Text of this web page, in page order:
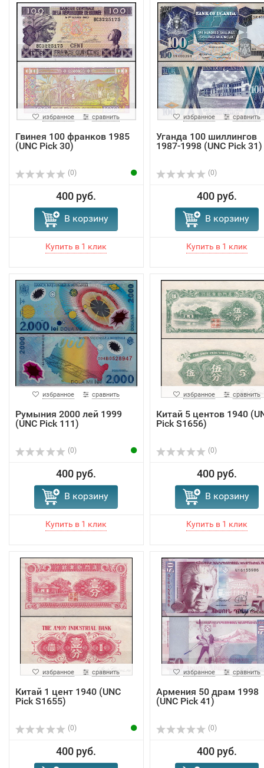
избранное сравнить
Гвинея 100 франков 1985
(UNC Pick 30)
(0)
400 руб.
В корзину
избранное сравнить
Уганда 100 шиллингов
1987-1998 (UNC Pick 31)
(0)
400 руб.
В корзину
избранное сравнить
Румыния 2000 лей 1999
(UNC Pick 111)
(0)
400 руб.
В корзину
избранное сравнить
Китай 5 центов 1940
Pick S1656)
(0)
400 руб.
В корзину
избранное сравнить
Китай 1 цент 1940 (UNC
Pick S1655)
(0)
400 руб.
избранное сравнить
Армения 50 драм 1998
(UNC Pick 41)
(0)
400 руб.